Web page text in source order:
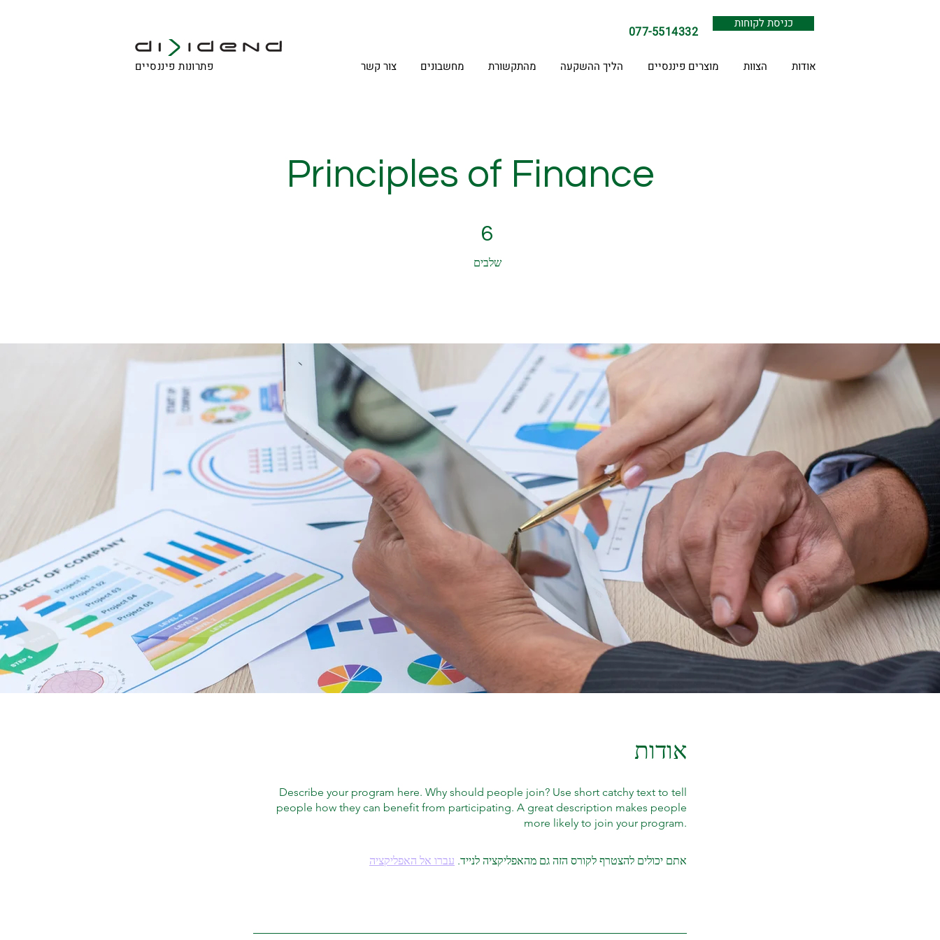
פתרונות פיננסיים
077-5514332
כניסת לקוחות
אודות הצוות מוצרים פיננסיים הליך ההשקעה מהתקשורת מחשבונים צור קשר
Principles of Finance
6
שלבים
אודות
Describe your program here. Why should people join? Use short catchy text to tell
people how they can benefit from participating. A great description makes people
more likely to join your program.
אתם יכולים להצטרף לקורס הזה גם מהאפליקציה לנייד. עברו אל האפליקציה